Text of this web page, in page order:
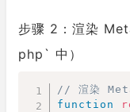
步骤 2：渲染
php` 中）
// 渲染
function